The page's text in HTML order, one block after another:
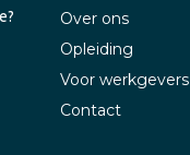
Over ons
Opleiding
Voor werkgevers
Contact